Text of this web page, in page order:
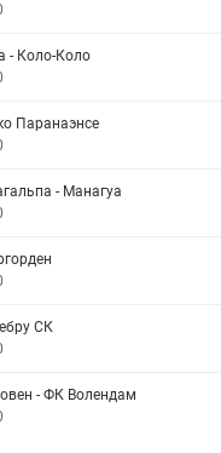
- Коло-Коло
Паранаэнсе
- Манагуа
СК
- ФК Волендам